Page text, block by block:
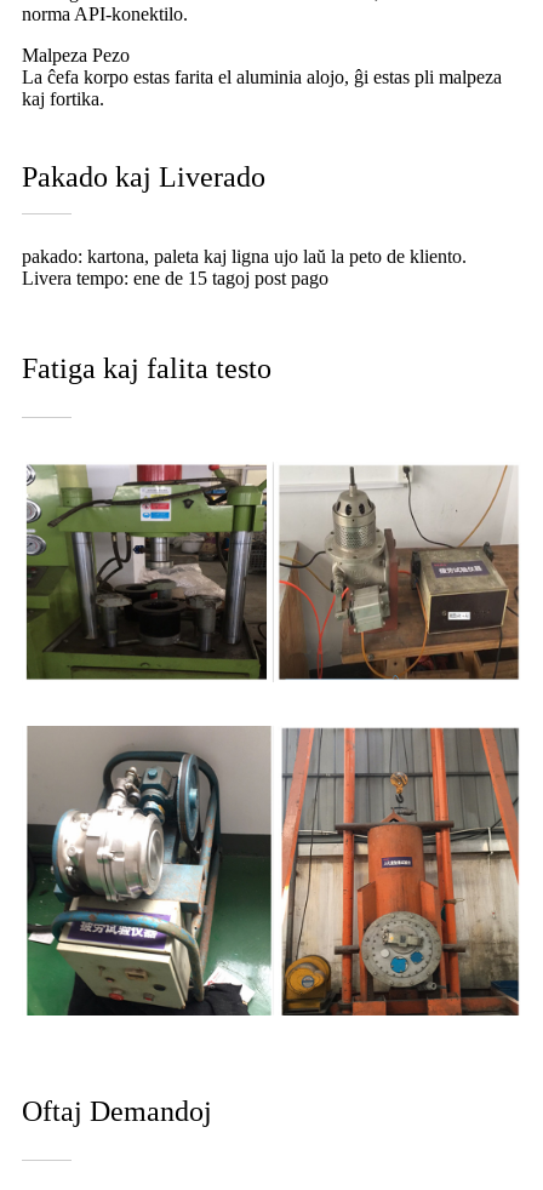
norma API-konektilo.
Malpeza Pezo
La ĉefa korpo estas farita el aluminia alojo, ĝi estas pli malpeza
kaj fortika.
Pakado kaj Liverado
pakado: kartona, paleta kaj ligna ujo laŭ la peto de kliento.
Livera tempo: ene de 15 tagoj post pago
Fatiga kaj falita testo
Oftaj Demandoj